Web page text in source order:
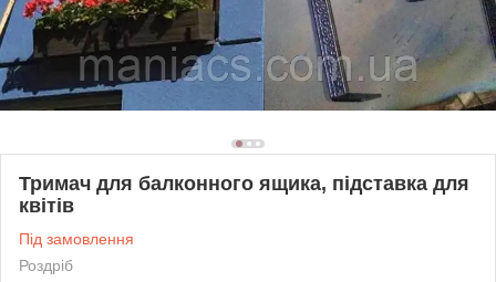
Тримач для балконного ящика, підставка для
квітів
Під замовлення
Роздріб